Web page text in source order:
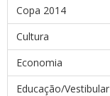
Copa 2014
Cultura
Economia
Educação/Vestibular